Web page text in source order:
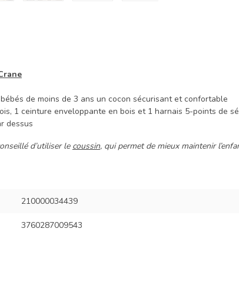
de moins de 3 ans un cocon sécurisant et confortable
1 ceinture enveloppante en bois et 1 harnais 5-points de
dessus
d’utiliser le coussin, qui permet de mieux maintenir
210000034439
3760287009543